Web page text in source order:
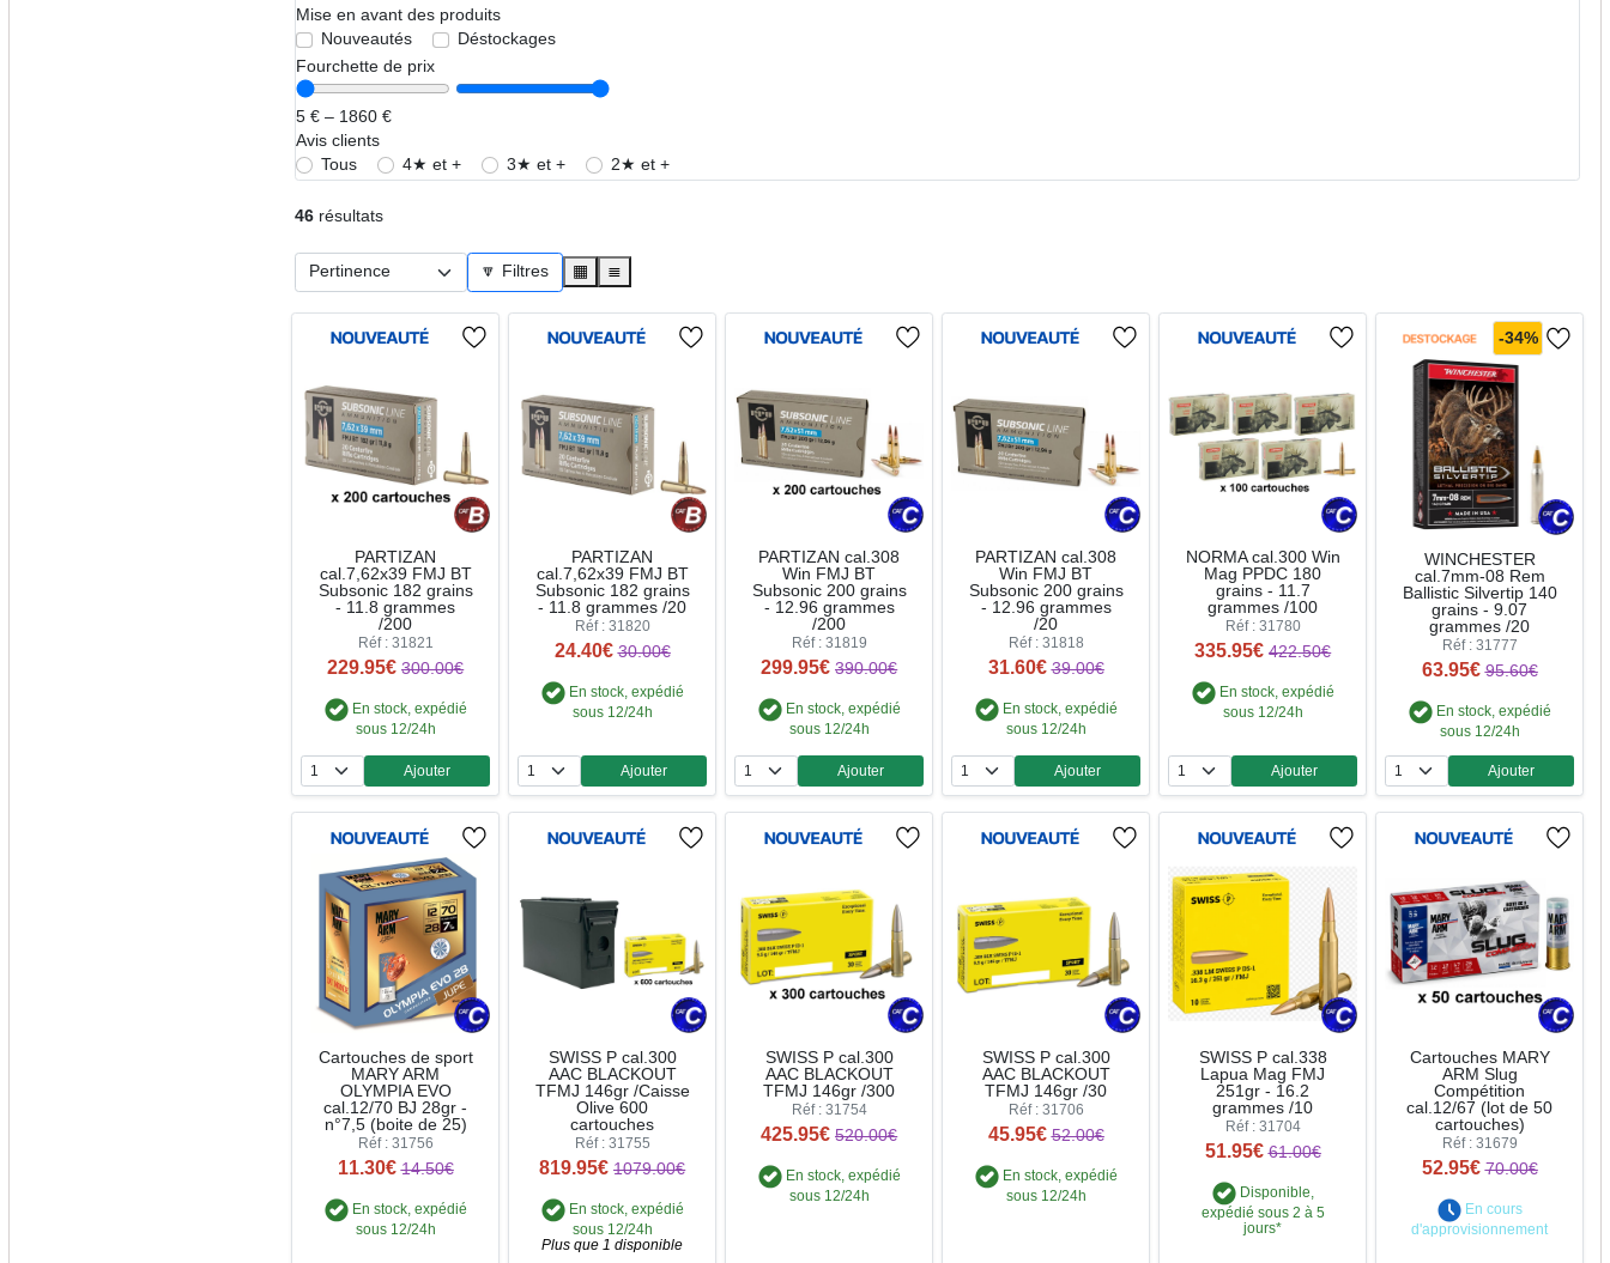
Mise en avant des produits
Nouveautés
Déstockages
Fourchette de prix
5 € – 1860 €
Avis clients
Tous
4★ et + 3★ et + 2★ et +
46 résultats
🔽 Filtres ▦ ≣
PARTIZAN
cal.7,62x39 FMJ BT
Subsonic 182 grains
- 11.8 grammes
/200
Réf : 31821
229.95€ 300.00€
En stock, expédié
sous 12/24h
Quantité
Ajouter
PARTIZAN
cal.7,62x39 FMJ BT
Subsonic 182 grains
- 11.8 grammes /20
Réf : 31820
24.40€ 30.00€
En stock, expédié
sous 12/24h
Quantité
Ajouter
PARTIZAN cal.308
Win FMJ BT
Subsonic 200 grains
- 12.96 grammes
/200
Réf : 31819
299.95€ 390.00€
En stock, expédié
sous 12/24h
Quantité
Ajouter
PARTIZAN cal.308
Win FMJ BT
Subsonic 200 grains
- 12.96 grammes
/20
Réf : 31818
31.60€ 39.00€
En stock, expédié
sous 12/24h
Quantité
Ajouter
NORMA cal.300 Win
Mag PPDC 180
grains - 11.7
grammes /100
Réf : 31780
335.95€ 422.50€
En stock, expédié
sous 12/24h
Quantité
Ajouter
-34%
WINCHESTER
cal.7mm-08 Rem
Ballistic Silvertip 140
grains - 9.07
grammes /20
Réf : 31777
63.95€ 95.60€
En stock, expédié
sous 12/24h
Quantité
Ajouter
Cartouches de sport
MARY ARM
OLYMPIA EVO
cal.12/70 BJ 28gr -
n°7,5 (boite de 25)
Réf : 31756
11.30€ 14.50€
En stock, expédié
sous 12/24h
SWISS P cal.300
AAC BLACKOUT
TFMJ 146gr /Caisse
Olive 600
cartouches
Réf : 31755
819.95€ 1079.00€
En stock, expédié
sous 12/24h
Plus que 1 disponible
SWISS P cal.300
AAC BLACKOUT
TFMJ 146gr /300
Réf : 31754
425.95€ 520.00€
En stock, expédié
sous 12/24h
SWISS P cal.300
AAC BLACKOUT
TFMJ 146gr /30
Réf : 31706
45.95€ 52.00€
En stock, expédié
sous 12/24h
SWISS P cal.338
Lapua Mag FMJ
251gr - 16.2
grammes /10
Réf : 31704
51.95€ 61.00€
Disponible,
expédié sous 2 à 5
jours*
Cartouches MARY
ARM Slug
Compétition
cal.12/67 (lot de 50
cartouches)
Réf : 31679
52.95€ 70.00€
En cours
d'approvisionnement